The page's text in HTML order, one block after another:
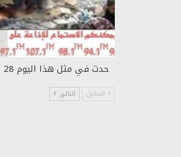
حدث في مثل هذا اليوم 28 من ديسمبر
السابق التالي